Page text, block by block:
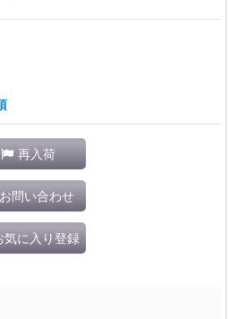
再入荷
お問い合わせ
気に入り登録